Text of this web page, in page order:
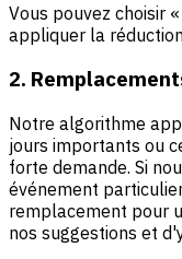
Vous pouvez choisir
appliquer la
2.
Notre algorithme
jours importants ou
forte demande. Si
événement
remplacement pour
nos suggestions et